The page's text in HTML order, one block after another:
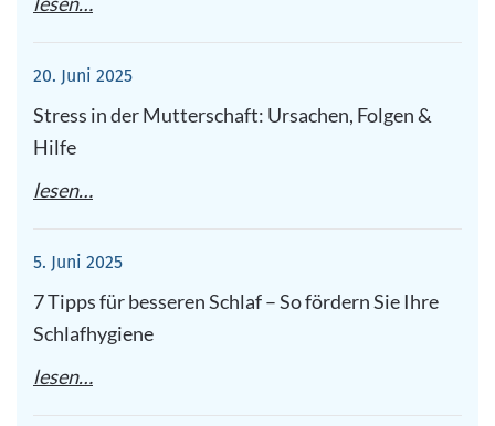
20. Juni 2025
Stress in der Mutterschaft: Ursachen, Folgen &
Hilfe
lesen…
5. Juni 2025
7 Tipps für besseren Schlaf – So fördern Sie Ihre
Schlafhygiene
lesen…